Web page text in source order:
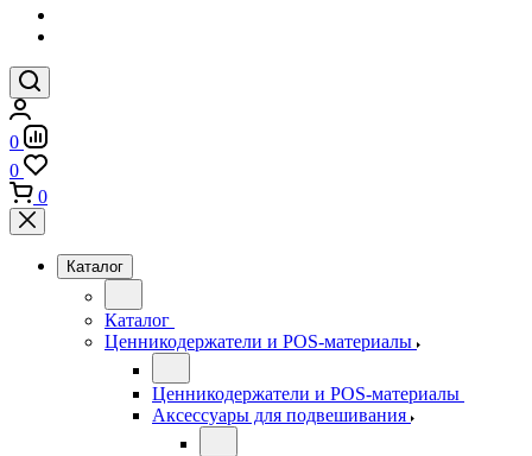
0
0
0
Каталог
Каталог
Ценникодержатели и POS-материалы
Ценникодержатели и POS-материалы
Аксессуары для подвешивания